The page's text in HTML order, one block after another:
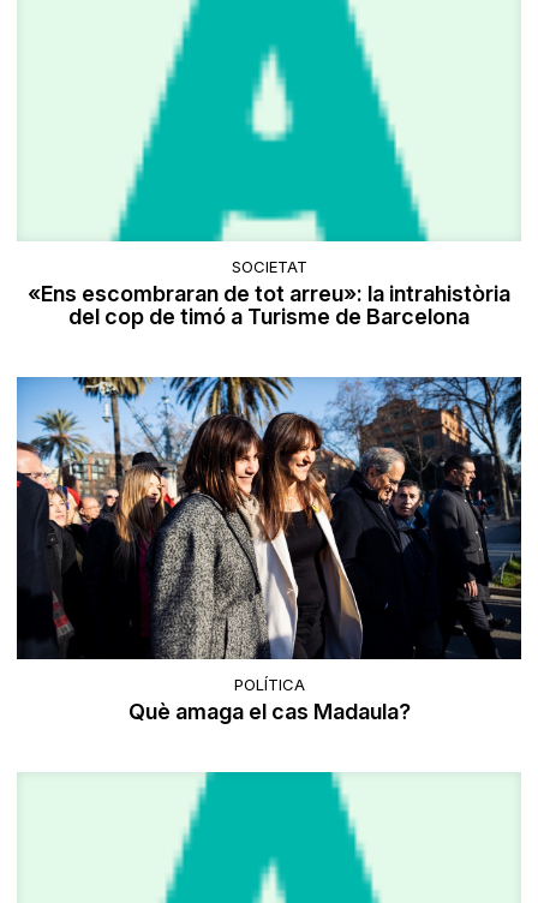
SOCIETAT
«Ens escombraran de tot arreu»: la intrahistòria
del cop de timó a Turisme de Barcelona
POLÍTICA
Què amaga el cas Madaula?